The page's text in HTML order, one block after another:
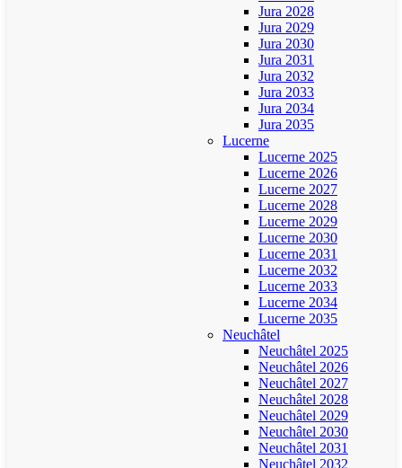
Jura 2028
Jura 2029
Jura 2030
Jura 2031
Jura 2032
Jura 2033
Jura 2034
Jura 2035
Lucerne
Lucerne 2025
Lucerne 2026
Lucerne 2027
Lucerne 2028
Lucerne 2029
Lucerne 2030
Lucerne 2031
Lucerne 2032
Lucerne 2033
Lucerne 2034
Lucerne 2035
Neuchâtel
Neuchâtel 2025
Neuchâtel 2026
Neuchâtel 2027
Neuchâtel 2028
Neuchâtel 2029
Neuchâtel 2030
Neuchâtel 2031
Neuchâtel 2032